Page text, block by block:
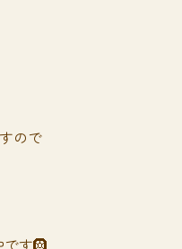
ので
です🛞